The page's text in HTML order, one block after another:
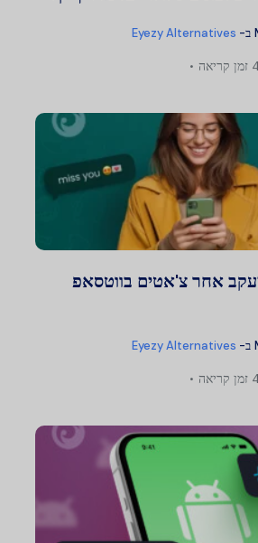
ב- Eyezy Alternatives
אחר צ'אטים בווטסאפ
ב- Eyezy Alternatives